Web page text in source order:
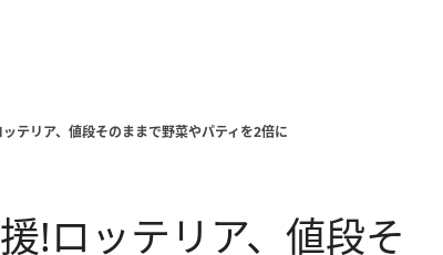
テリア、値段そのままで野菜やパティを2倍に
!ロッテリア、値段そ